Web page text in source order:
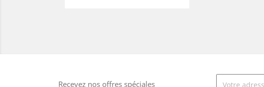
Recevez nos offres spéciales